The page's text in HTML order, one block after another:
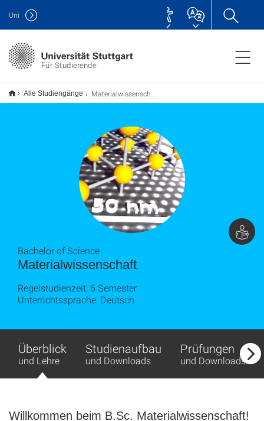
Für Studierende
Uni
Alle Studiengänge Materialwissenschaft B.Sc.
Materialwissenschaft
Bachelor of Science
Regelstudienzeit: 6 Semester
Unterrichtssprache: Deutsch
Überblick
und Lehre
Studienaufbau
und Downloads
Prüfungen
und Downloads
Willkommen beim B.Sc. Materialwissenschaft!